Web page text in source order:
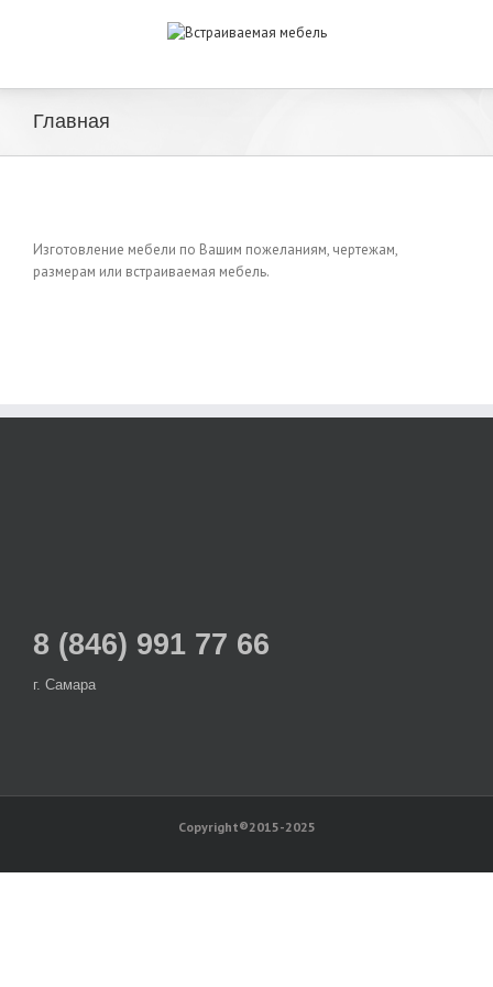
Главная
Изготовление мебели по Вашим пожеланиям, чертежам,
размерам или встраиваемая мебель.
8 (846) 991 77 66
г. Самара
Copyright®2015-2025